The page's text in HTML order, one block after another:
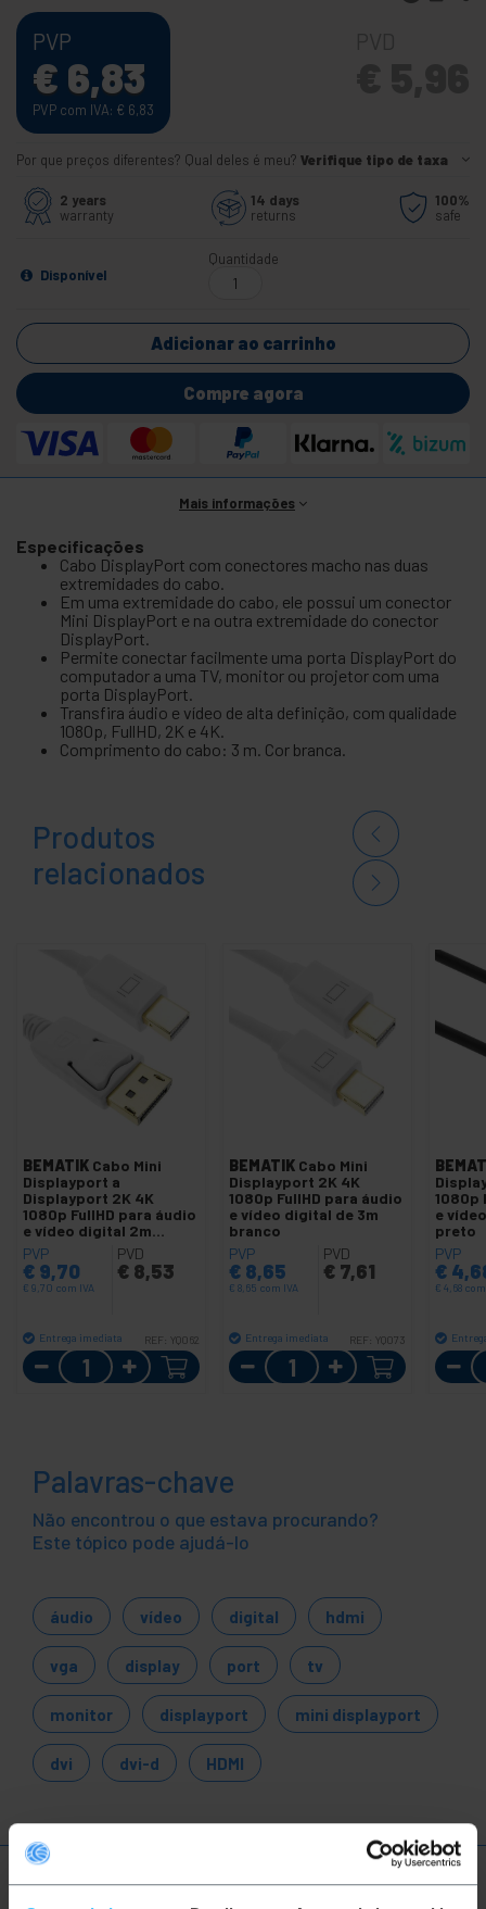
PVP
€ 6,83
PVP com IVA: € 6,83
Por que preços diferentes? Qual deles é meu? Verifique tipo de taxa
2 years
warranty
14 days
returns
100%
safe
Disponível
Quantidade
Adicionar ao carrinho
Compre agora
Mais informações
Especificações
Cabo DisplayPort com conectores macho nas duas
extremidades do cabo.
Em uma extremidade do cabo, ele possui um conector
Mini DisplayPort e na outra extremidade do conector
DisplayPort.
Permite conectar facilmente uma porta DisplayPort do
computador a uma TV, monitor ou projetor com uma
porta DisplayPort.
Transfira áudio e vídeo de alta definição, com qualidade
1080p, FullHD, 2K e 4K.
Comprimento do cabo: 3 m. Cor branca.
Produtos
relacionados
BEMATIK Cabo Mini
Displayport a
Displayport 2K 4K
1080p FullHD para áudio
e vídeo digital 2m
branco
PVP
€ 9,70
€ 9,70 com IVA
PVD
€8,53
Entrega imediata REF: YQ062
Quantidade
BEMATIK Cabo Mini
Displayport 2K 4K
1080p FullHD para áudio
e vídeo digital de 3m
branco
PVP
€ 8,65
€ 8,65 com IVA
PVD
€7,61
Entrega imediata REF: YQ073
Quantidade
1080p
e
preto
PVP
€
€ 4,68
Palavras-chave
Não encontrou o que estava procurando?
Este tópico pode ajudá-lo
áudio vídeo digital hdmi
vga display port tv
monitor displayport mini displayport
dvi dvi-d HDMI
Mais informações